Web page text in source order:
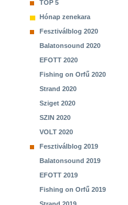
TOP 5
Hónap zenekara
Fesztiválblog 2020
Balatonsound 2020
EFOTT 2020
Fishing on Orfű 2020
Strand 2020
Sziget 2020
SZIN 2020
VOLT 2020
Fesztiválblog 2019
Balatonsound 2019
EFOTT 2019
Fishing on Orfű 2019